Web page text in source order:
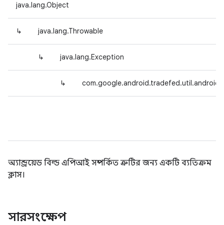
java.lang.Object
↳ java.lang.Throwable
↳ java.lang.Exception
↳
অ্যান্ড্রয়েড বিল্ড এপিআই সম্পর্কিত ত্রুটির জন্য একটি ব্যতিক্রম
ক্লাস।
সারসংক্ষেপ